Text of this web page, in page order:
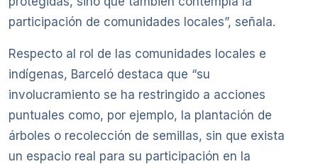
participación de comunidades locales”, señala.
Respecto al rol de las comunidades locales e
indígenas, Barceló destaca que “su
involucramiento se ha restringido a acciones
puntuales como, por ejemplo, la plantación de
árboles o recolección de semillas, sin que exista
un espacio real para su participación en la